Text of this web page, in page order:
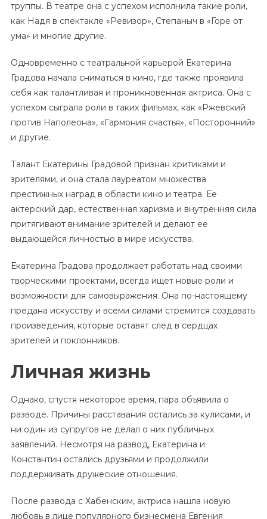
труппы. В театре она с успехом исполнила такие роли,
как Надя в спектакле «Ревизор», Степаныч в «Горе от
ума» и многие другие.
Одновременно с театральной карьерой Екатерина
Градова начала сниматься в кино, где также проявила
себя как талантливая и проникновенная актриса. Она с
успехом сыграла роли в таких фильмах, как «Ржевский
против Наполеона», «Гармония счастья», «Посторонний»
и другие.
Талант Екатерины Градовой признан критиками и
зрителями, и она стала лауреатом множества
престижных наград в области кино и театра. Ее
актерский дар, естественная харизма и внутренняя сила
притягивают внимание зрителей и делают ее
выдающейся личностью в мире искусства.
Екатерина Градова продолжает работать над своими
творческими проектами, всегда ищет новые роли и
возможности для самовыражения. Она по-настоящему
предана искусству и всеми силами стремится создавать
произведения, которые оставят след в сердцах
зрителей и поклонников.
Личная жизнь
Однако, спустя некоторое время, пара объявила о
разводе. Причины расставания остались за кулисами, и
ни один из супругов не делал о них публичных
заявлений. Несмотря на развод, Екатерина и
Константин остались друзьями и продолжили
поддерживать дружеские отношения.
После развода с Хабенским, актриса нашла новую
любовь в лице популярного бизнесмена Евгения